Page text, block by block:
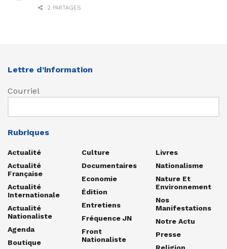
2 PARTAGES
Lettre d’information
Courriel
Rubriques
Actualité
Actualité
Française
Actualité
Internationale
Actualité
Nationaliste
Agenda
Boutique
Culture
Documentaires
Economie
Édition
Entretiens
Fréquence JN
Front
Nationaliste
Livres
Nationalisme
Nature Et
Environnement
Nos
Manifestations
Notre Actu
Presse